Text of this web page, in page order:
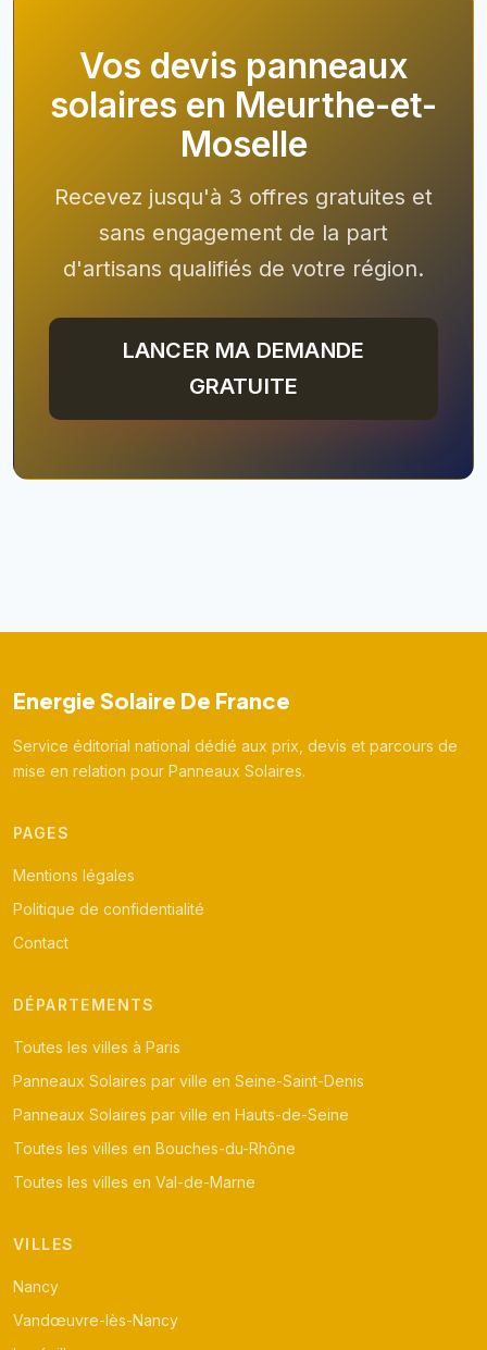
Vos devis panneaux
solaires en Meurthe-et-
Moselle
Recevez jusqu'à 3 offres gratuites et
sans engagement de la part
d'artisans qualifiés de votre région.
LANCER MA DEMANDE
GRATUITE
Energie Solaire De France
Service éditorial national dédié aux prix, devis et parcours de
mise en relation pour Panneaux Solaires.
PAGES
Mentions légales
Politique de confidentialité
Contact
DÉPARTEMENTS
Toutes les villes à Paris
Panneaux Solaires par ville en Seine-Saint-Denis
Panneaux Solaires par ville en Hauts-de-Seine
Toutes les villes en Bouches-du-Rhône
Toutes les villes en Val-de-Marne
VILLES
Nancy
Vandœuvre-lès-Nancy